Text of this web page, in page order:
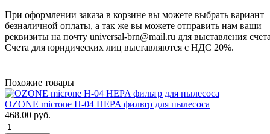
При оформлении заказа в корзине вы можете выбрать вариант
безналичной оплаты, а так же вы можете отправить нам ваши
реквизиты на почту universal-brn@mail.ru для выставления
Счета для юридических лиц выставляются с НДС 20%.
Похожие товары
OZONE microne H-04 HEPA фильтр для пылесоса
468.00 руб.